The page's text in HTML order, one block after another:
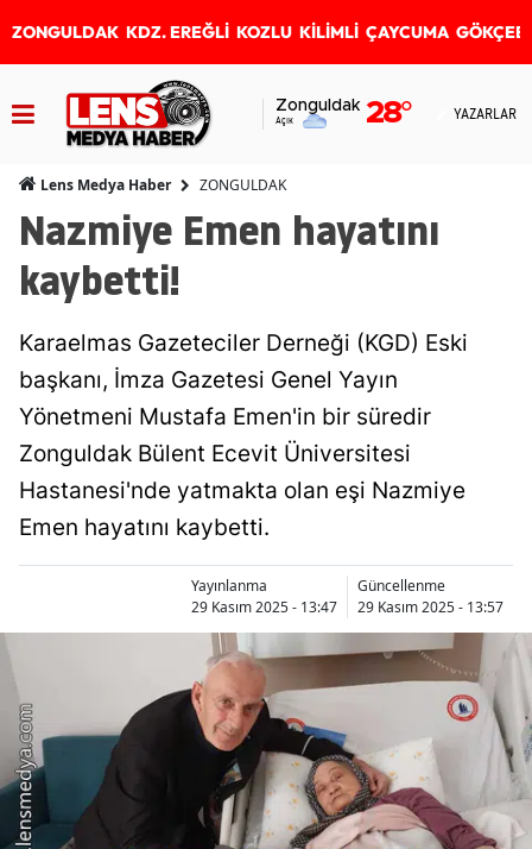
ZONGULDAK KDZ. EREĞLİ KOZLU KİLİMLİ ÇAYCUMA
Zonguldak
Açık 28° YAZARLAR
Lens Medya Haber ZONGULDAK
Nazmiye Emen hayatını
kaybetti!
Karaelmas Gazeteciler Derneği (KGD) Eski
başkanı, İmza Gazetesi Genel Yayın
Yönetmeni Mustafa Emen'in bir süredir
Zonguldak Bülent Ecevit Üniversitesi
Hastanesi'nde yatmakta olan eşi Nazmiye
Emen hayatını kaybetti.
Yayınlanma
29 Kasım 2025 - 13:47
Güncellenme
29 Kasım 2025 - 13:57